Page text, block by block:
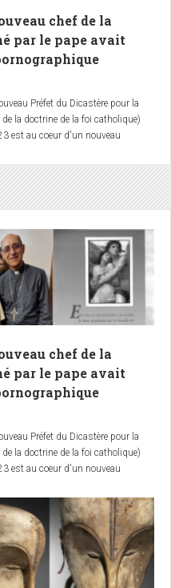
chef de la
par le pape avait
Préfet du Dicastère pour la
la doctrine de la foi catholique)
est au coeur d'un nouveau
passion mystique. Spiritualité et
déroutant et des textes à
amènent certains responsables
Nous proposons à nos
de cet ouvrage, ainsi qu'une
retiré d'Internet.
chef de la
par le pape avait
Préfet du Dicastère pour la
la doctrine de la foi catholique)
est au coeur d'un nouveau
passion mystique. Spiritualité et
déroutant et des textes
qui amènent certains responsables
du pape François, pour sa
Nous proposons à nos
de cet ouvrage, ainsi qu'une